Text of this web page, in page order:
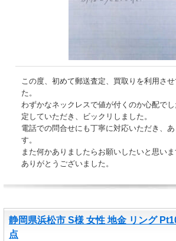
この度、初めて郵送査定、買取りを利用さ
た。
わずかなネックレスで値が付くのか心配で
定していただき、ビックリしました。
電話での問合せにも丁寧に対応いただき、
す。
また何かありましたらお願いしたいと思いま
ありがとうございました。
静岡県浜松市 S様 女性 地金 リング
点